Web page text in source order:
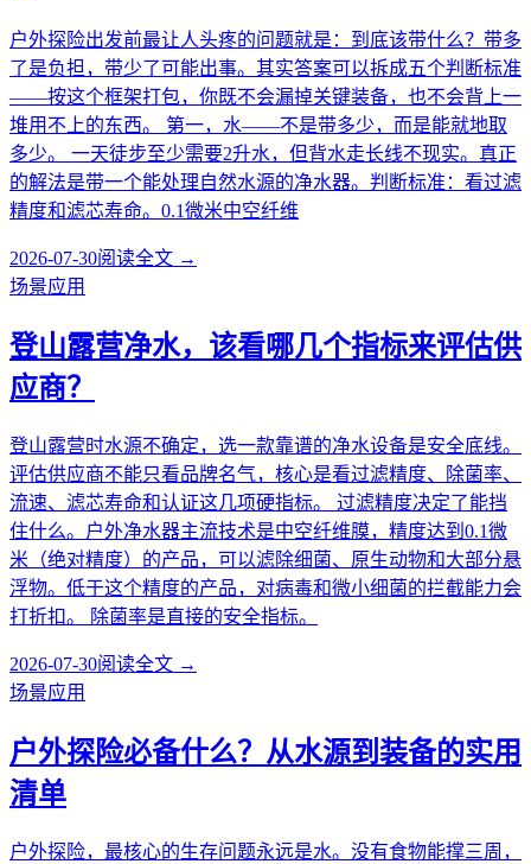
户外探险出发前最让人头疼的问题就是：到底该带什么？带多
了是负担，带少了可能出事。其实答案可以拆成五个判断标准
——按这个框架打包，你既不会漏掉关键装备，也不会背上一
堆用不上的东西。 第一，水——不是带多少，而是能就地取
多少。 一天徒步至少需要2升水，但背水走长线不现实。真正
的解法是带一个能处理自然水源的净水器。判断标准：看过滤
精度和滤芯寿命。0.1微米中空纤维
2026-07-30阅读全文 →
场景应用
登山露营净水，该看哪几个指标来评估供
应商？
登山露营时水源不确定，选一款靠谱的净水设备是安全底线。
评估供应商不能只看品牌名气，核心是看过滤精度、除菌率、
流速、滤芯寿命和认证这几项硬指标。 过滤精度决定了能挡
住什么。户外净水器主流技术是中空纤维膜，精度达到0.1微
米（绝对精度）的产品，可以滤除细菌、原生动物和大部分悬
浮物。低于这个精度的产品，对病毒和微小细菌的拦截能力会
打折扣。 除菌率是直接的安全指标。
2026-07-30阅读全文 →
场景应用
户外探险必备什么？从水源到装备的实用
清单
户外探险，最核心的生存问题永远是水。没有食物能撑三周，